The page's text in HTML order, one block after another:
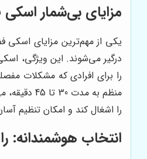
مزایای بی‌شمار
یکی از مهم‌ترین مزایای
درگیر می‌شوند. این ویژگی،
را برای افرادی که مشکلات
منظم به مدت 30 تا 45 دقیقه، می‌توانید کالری قابل توجهی بسوزانید و به سرعت شاهد کاهش وزن خود باشید. اگر به دنبال
را اشغال کند و امکان تنظیم
انتخاب هوشمندانه: